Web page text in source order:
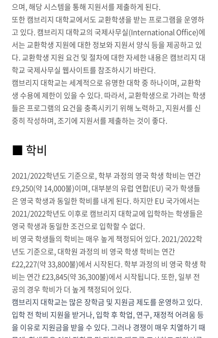
으며, 해당 시스템을 통해 지원서를 제출하게 된다.
또한 캠브리지 대학교에서도 교환학생을 받는 프로그램을 운영하
고 있다. 캠브리지 대학교의 국제사무실(International Office)에
서는 교환학생 지원에 대한 정보와 지원서 양식 등을 제공하고 있
다. 교환학생 지원 요건 및 절차에 대한 자세한 내용은 캠브리지 대
학교 국제사무실 웹사이트를 참조하시기 바란다.
캠브리지 대학교는 세계적으로 유명한 대학 중 하나이며, 교환학
생 수용에 제한이 있을 수 있다. 따라서, 교환학생으로 가려는 학생
들은 프로그램의 요건을 충족시키기 위해 노력하고, 지원서를 신
중히 작성하며, 조기에 지원서를 제출하는 것이 좋다.
■ 학비
2021/2022학년도 기준으로, 학부 과정의 영국 학생 학비는 연간
£9,250(약 14,000불)이며, 대부분의 유럽 연합(EU) 국가 학생들
은 영국 학생과 동일한 학비를 내게 된다. 하지만 EU 국가에서는
2021/2022학년도 이후로 캠브리지 대학교에 입학하는 학생들은
영국 학생과 동일한 조건으로 입학할 수 없다.
비 영국 학생들의 학비는 매우 높게 책정되어 있다. 2021/2022학
년도 기준으로, 대학원 과정의 비 영국 학생 학비는 연간
£22,227(약 33,800불)에서 시작된다. 학부 과정의 비 영국 학생 학
비는 연간 £23,845(약 36,300불)에서 시작됩니다. 또한, 일부 전
공의 경우 학비가 더 높게 책정되어 있다.
캠브리지 대학교는 많은 장학금 및 지원금 제도를 운영하고 있다.
입학 전 학비 지원을 받거나, 입학 후 학업, 연구, 재정적 어려움 등
을 이유로 지원금을 받을 수 있다. 그러나 경쟁이 매우 치열하기 때